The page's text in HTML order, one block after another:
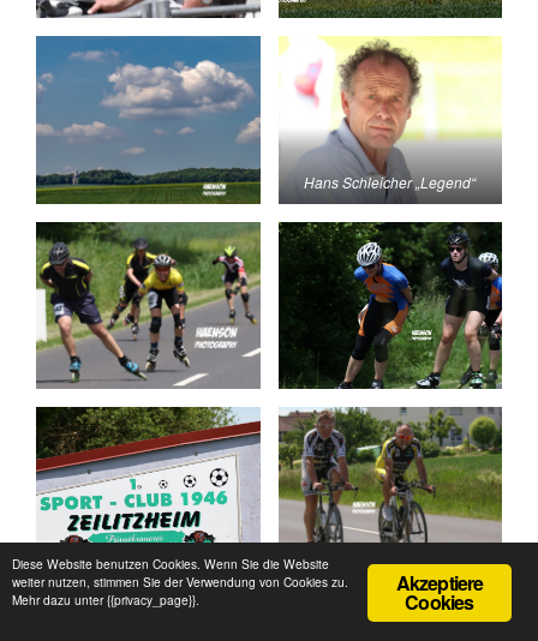
Hans Schleicher „Legend“
Akzeptiere
Cookies
Diese Website benutzen Cookies. Wenn Sie die Website
weiter nutzen, stimmen Sie der Verwendung von Cookies zu.
Mehr dazu unter {{privacy_page}}.